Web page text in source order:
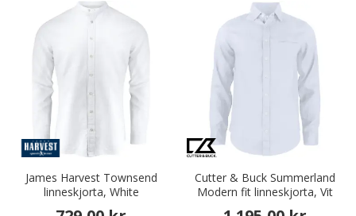
James Harvest Townsend
linneskjorta, White
Cutter & Buck Summerland
Modern fit linneskjorta, Vit